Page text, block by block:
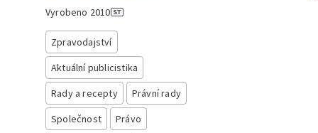
Vyrobeno 2010
Zpravodajství
Aktuální publicistika
Rady a recepty
Právní rady
Společnost
Právo